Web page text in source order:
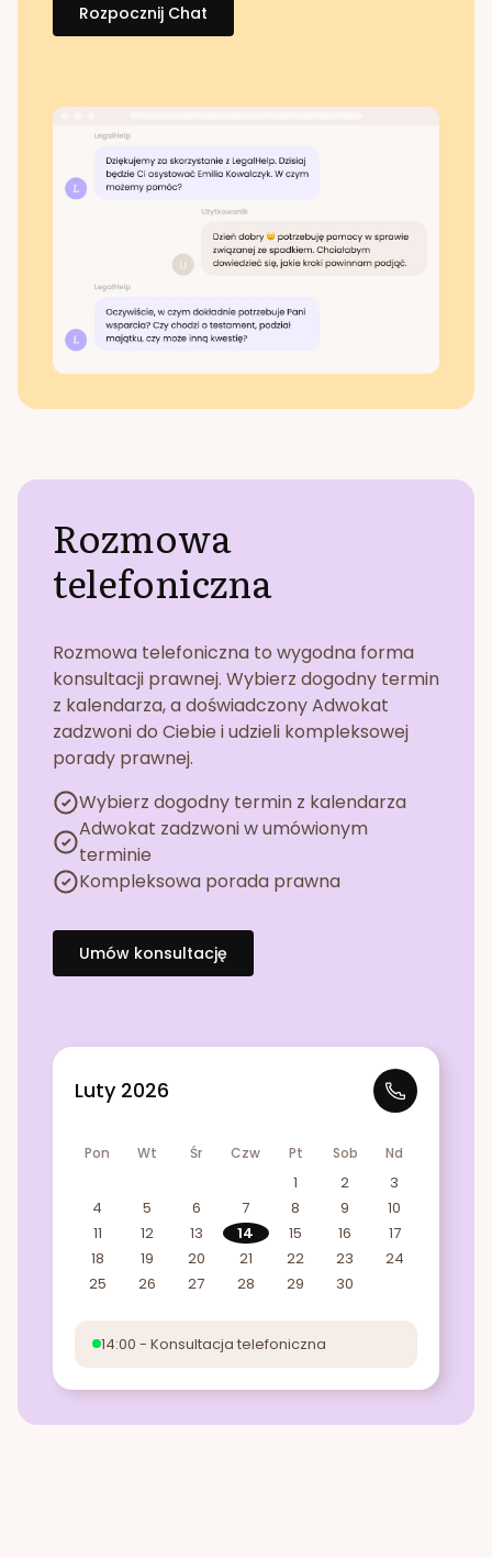
Rozpocznij Chat
Rozmowa
telefoniczna
Rozmowa telefoniczna to wygodna forma
konsultacji prawnej. Wybierz dogodny termin
z kalendarza, a doświadczony Adwokat
zadzwoni do Ciebie i udzieli kompleksowej
porady prawnej.
Wybierz dogodny termin z kalendarza
Adwokat zadzwoni w umówionym
terminie
Kompleksowa porada prawna
Umów konsultację
Luty 2026
Pon Wt Śr Czw Pt Sob Nd
1 2
3
4
5 6 7 8 9
10
11
12 13 14 15 16
17
18
19 20 21 22 23
24
25
26 27 28 29 30
14:00 - Konsultacja telefoniczna